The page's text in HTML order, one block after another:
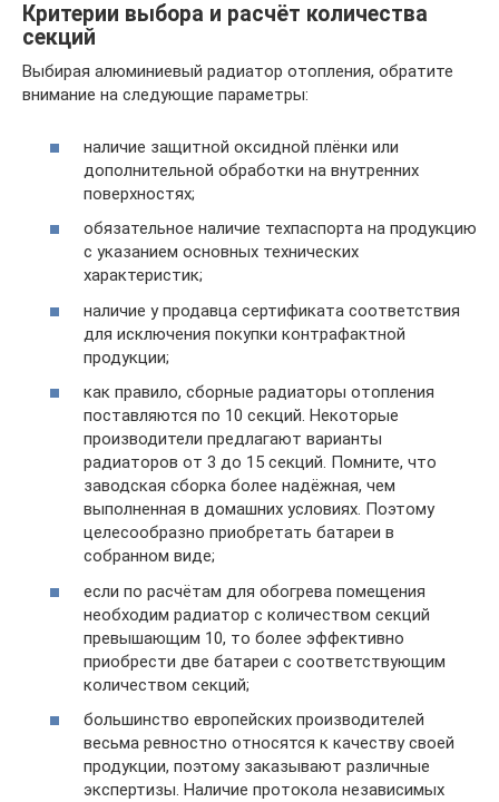
Критерии выбора и расчёт количества
секций
Выбирая алюминиевый радиатор отопления, обратите
внимание на следующие параметры:
наличие защитной оксидной плёнки или
дополнительной обработки на внутренних
поверхностях;
обязательное наличие техпаспорта на продукцию
с указанием основных технических
характеристик;
наличие у продавца сертификата соответствия
для исключения покупки контрафактной
продукции;
как правило, сборные радиаторы отопления
поставляются по 10 секций. Некоторые
производители предлагают варианты
радиаторов от 3 до 15 секций. Помните, что
заводская сборка более надёжная, чем
выполненная в домашних условиях. Поэтому
целесообразно приобретать батареи в
собранном виде;
если по расчётам для обогрева помещения
необходим радиатор с количеством секций
превышающим 10, то более эффективно
приобрести две батареи с соответствующим
количеством секций;
большинство европейских производителей
весьма ревностно относятся к качеству своей
продукции, поэтому заказывают различные
экспертизы. Наличие протокола независимых